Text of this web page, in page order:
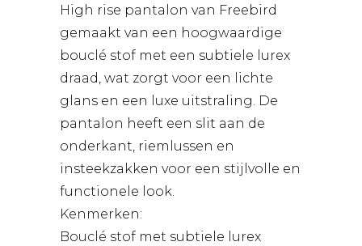
High rise pantalon van Freebird
gemaakt van een hoogwaardige
bouclé stof met een subtiele lurex
draad, wat zorgt voor een lichte
glans en een luxe uitstraling. De
pantalon heeft een slit aan de
onderkant, riemlussen en
insteekzakken voor een stijlvolle en
functionele look.
Kenmerken:
Bouclé stof met subtiele lurex